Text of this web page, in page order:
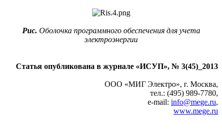
Рис. Оболочка программного обеспечения для учета
электроэнергии
Статья опубликована в журнале «ИСУП», № 3(45)_2013
ООО «МИГ Электро», г. Москва,
тел.: (495) 989-7780,
e‑mail: info@mege.ru,
www.mege.ru